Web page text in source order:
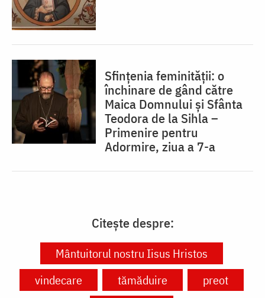
Sfințenia feminității: o
închinare de gând către
Maica Domnului și Sfânta
Teodora de la Sihla –
Primenire pentru
Adormire, ziua a 7-a
Citește despre:
Mântuitorul nostru Iisus Hristos
vindecare
tămăduire
preot